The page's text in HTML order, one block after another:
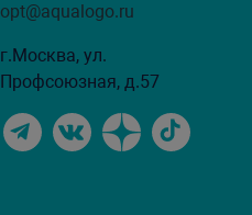
opt@aqualogo.ru
г.Москва, ул.
Профсоюзная, д.57